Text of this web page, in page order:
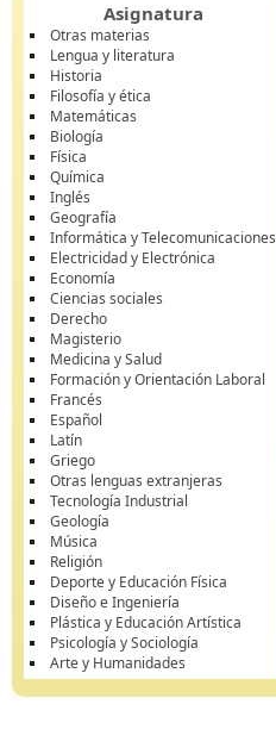
Asignatura
Otras materias
Lengua y literatura
Historia
Filosofía y ética
Matemáticas
Biología
Física
Química
Inglés
Geografía
Informática y Telecomunicaciones
Electricidad y Electrónica
Economía
Ciencias sociales
Derecho
Magisterio
Medicina y Salud
Formación y Orientación Laboral
Francés
Español
Latín
Griego
Otras lenguas extranjeras
Tecnología Industrial
Geología
Música
Religión
Deporte y Educación Física
Diseño e Ingeniería
Plástica y Educación Artística
Psicología y Sociología
Arte y Humanidades